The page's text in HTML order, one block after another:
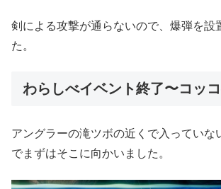
剣による攻撃が通らないので、爆弾を設
た。
わらしべイベント終了〜コッ
アングラーの滝ツボの近くで入っていな
でまずはそこに向かいました。